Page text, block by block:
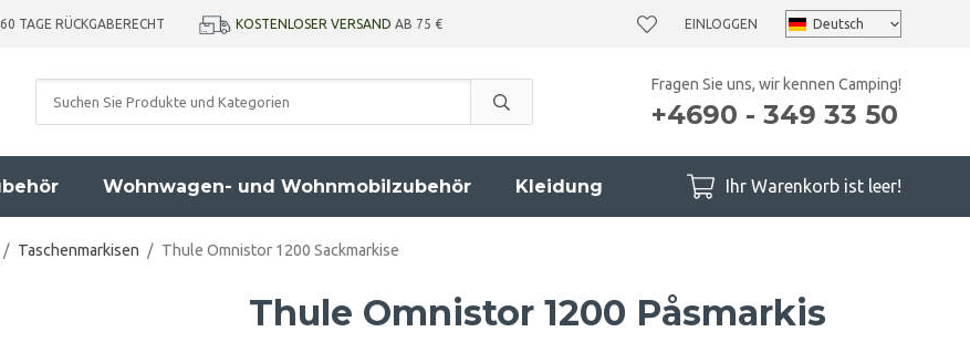
60 TAGE RÜCKGABERECHT KOSTENLOSER VERSAND AB 75 € EINLOGGEN
Fragen Sie uns, wir kennen Camping!
+4690 - 349 33 50
Wohnwagen- und Wohnmobilzubehör Kleidung Ihr Warenkorb ist leer!
/ Taschenmarkisen / Thule Omnistor 1200 Sackmarkise
Thule Omnistor 1200 Påsmarkis